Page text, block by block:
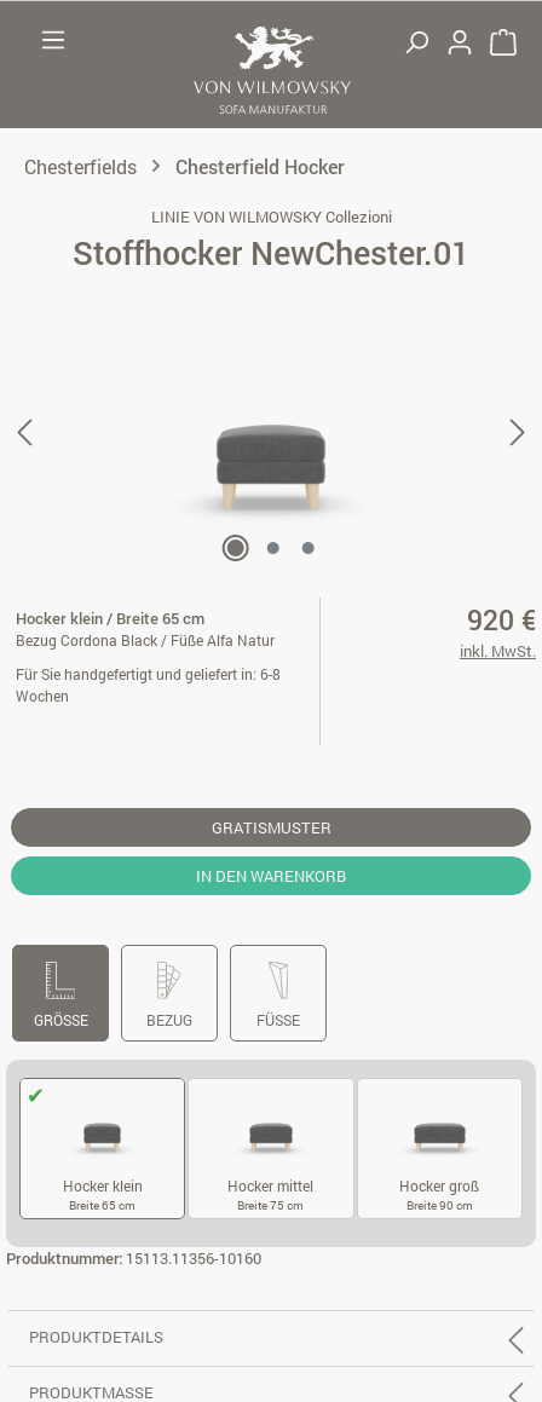
Chesterfields Chesterfield Hocker
LINIE VON WILMOWSKY Collezioni
Stoffhocker NewChester.01
Hocker klein / Breite 65 cm
Bezug Cordona Black / Füße Alfa Natur
Für Sie handgefertigt und geliefert in: 6-8
Wochen
920 €
inkl. MwSt.
GRATISMUSTER
IN DEN WARENKORB
GRÖSSE BEZUG FÜSSE
Hocker klein
Breite 65 cm
Hocker mittel
Breite 75 cm
Hocker groß
Breite 90 cm
Produktnummer: 15113.11356-10160
PRODUKTDETAILS
PRODUKTMASSE